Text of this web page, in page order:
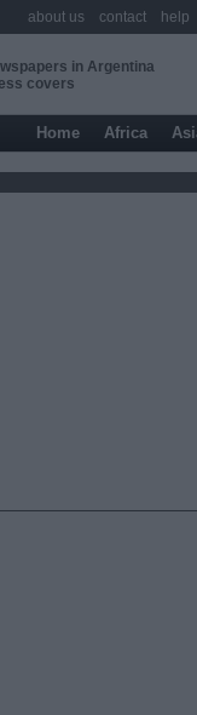
in Argentina
covers
Home Africa
about us contact help